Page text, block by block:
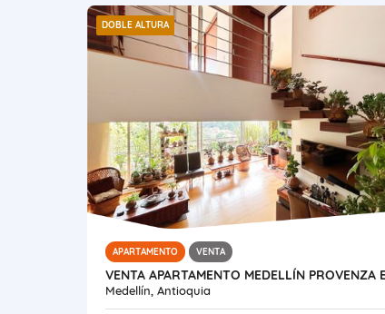
DOBLE ALTURA
APARTAMENTO VENTA
Medellín, Antioquia